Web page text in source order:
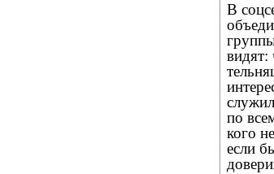
В
видят:
по
кого
если